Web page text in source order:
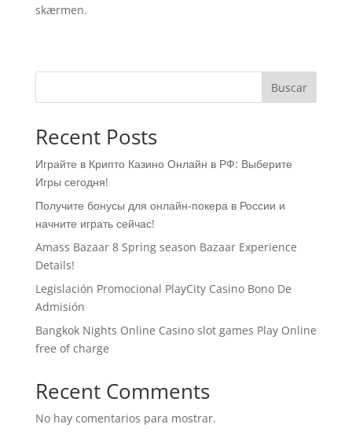
skærmen.
Buscar
Recent Posts
Играйте в Крипто Казино Онлайн в РФ: Выберите
Игры сегодня!
Получите бонусы для онлайн-покера в России и
начните играть сейчас!
Amass Bazaar 8 Spring season Bazaar Experience
Details!
Legislación Promocional ​​PlayCity Casino Bono De
Admisión
Bangkok Nights Online Casino slot games Play Online
free of charge
Recent Comments
No hay comentarios para mostrar.